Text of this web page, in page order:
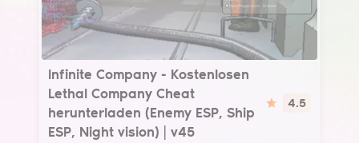
Infinite Company
Infinite Company - Kostenlosen
Lethal Company Cheat
herunterladen (Enemy ESP, Ship
ESP, Night vision) | v45
4.5